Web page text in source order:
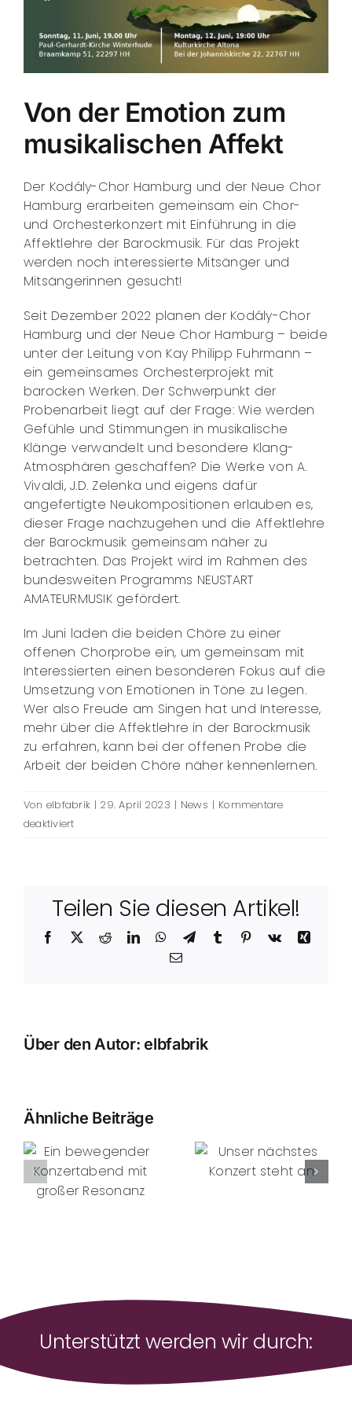
Von der Emotion zum
musikalischen Affekt
Der Kodály-Chor Hamburg und der Neue Chor
Hamburg erarbeiten gemeinsam ein Chor-
und Orchesterkonzert mit Einführung in die
Affektlehre der Barockmusik. Für das Projekt
werden noch interessierte Mitsänger und
Mitsängerinnen gesucht!
Seit Dezember 2022 planen der Kodály-Chor
Hamburg und der Neue Chor Hamburg – beide
unter der Leitung von Kay Philipp Fuhrmann –
ein gemeinsames Orchesterprojekt mit
barocken Werken. Der Schwerpunkt der
Probenarbeit liegt auf der Frage: Wie werden
Gefühle und Stimmungen in musikalische
Klänge verwandelt und besondere Klang-
Atmosphären geschaffen? Die Werke von A.
Vivaldi, J.D. Zelenka und eigens dafür
angefertigte Neukompositionen erlauben es,
dieser Frage nachzugehen und die Affektlehre
der Barockmusik gemeinsam näher zu
betrachten. Das Projekt wird im Rahmen des
bundesweiten Programms NEUSTART
AMATEURMUSIK gefördert.
Im Juni laden die beiden Chöre zu einer
offenen Chorprobe ein, um gemeinsam mit
Interessierten einen besonderen Fokus auf die
Umsetzung von Emotionen in Töne zu legen.
Wer also Freude am Singen hat und Interesse,
mehr über die Affektlehre in der Barockmusik
zu erfahren, kann bei der offenen Probe die
Arbeit der beiden Chöre näher kennenlernen.
Von elbfabrik | 29. April 2023 | News | Kommentare
deaktiviertfür
zum
musikalischen
Affekt
Teilen Sie diesen Artikel!
Facebook
X RedditLinkedInWhatsApp
TelegramTumblr Pinterest
Vk
Xing
E-
Über den Autor: elbfabrik
Ähnliche Beiträge
Unser
nächstes
Konzert
Zum Tag
der Opfer
Unterstützt werden wir durch: